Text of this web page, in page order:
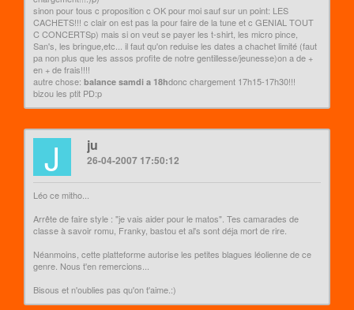
sinon pour tous c proposition c OK pour moi sauf sur un point: LES
CACHETS!!! c clair on est pas la pour faire de la tune et c GENIAL TOUT
C CONCERTSp) mais si on veut se payer les t-shirt, les micro pince,
San's, les bringue,etc... il faut qu'on reduise les dates a chachet limité (faut
pa non plus que les assos profite de notre gentillesse/jeunesse)on a de +
en + de frais!!!!
autre chose: balance samdi a 18hdonc chargement 17h15-17h30!!!
bizou les ptit PD:p
J ju
26-04-2007 17:50:12
Léo ce mitho...
Arrête de faire style : "je vais aider pour le matos". Tes camarades de
classe à savoir romu, Franky, bastou et al's sont déja mort de rire.
Néanmoins, cette platteforme autorise les petites blagues léolienne de ce
genre. Nous t'en remercions...
Bisous et n'oublies pas qu'on t'aime.:)